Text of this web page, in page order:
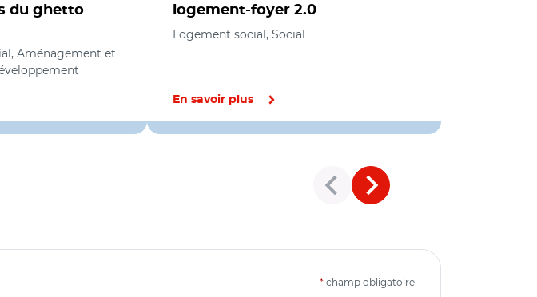
du ghetto
Aménagement et
logement-foyer 2.0
Logement social, Social
En savoir plus
* champ obligatoire